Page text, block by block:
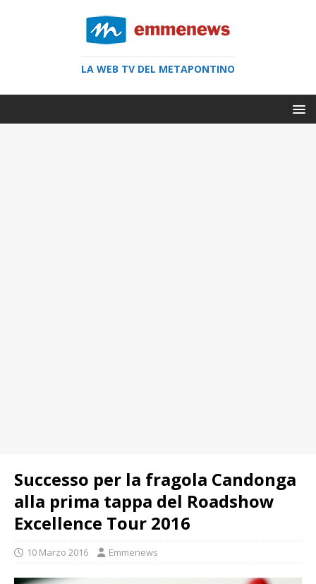
LA WEB TV DEL METAPONTINO
Successo per la fragola Candonga
alla prima tappa del Roadshow
Excellence Tour 2016
10 Marzo 2016 Emmenews